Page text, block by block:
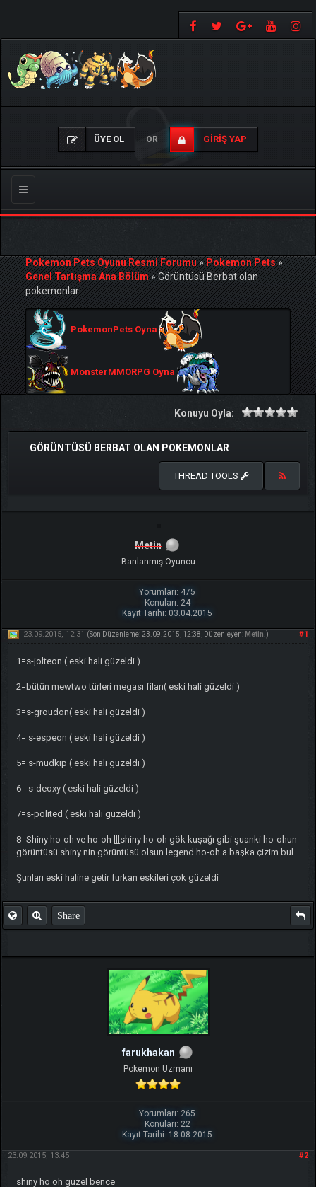
ÜYE OL OR GIRIŞ YAP
Gezinmeyi
Değiştir
Pokemon Pets Oyunu Resmi Forumu»Pokemon Pets»
Genel Tartışma Ana Bölüm»Görüntüsü Berbat olan
pokemonlar
PokemonPets Oyna
MonsterMMORPG Oyna
Konuyu Oyla:
GÖRÜNTÜSÜ BERBAT OLAN POKEMONLAR
THREAD TOOLS
Metin
Banlanmış Oyuncu
Yorumları: 475
Konuları: 24
Kayıt Tarihi: 03.04.2015
#1
23.09.2015, 12:31 (Son Düzenleme: 23.09.2015, 12:38, Düzenleyen: Metin .)
1=s-jolteon ( eski hali güzeldi )
2=bütün mewtwo türleri megası filan( eski hali güzeldi )
3=s-groudon( eski hali güzeldi )
4= s-espeon ( eski hali güzeldi )
5= s-mudkip ( eski hali güzeldi )
6= s-deoxy ( eski hali güzeldi )
7=s-polited ( eski hali güzeldi )
8=Shiny ho-oh ve ho-oh [[[shiny ho-oh gök kuşağı gibi şuanki ho-ohun
görüntüsü shiny nin görüntüsü olsun legend ho-oh a başka çizim bul
Şunları eski haline getir furkan eskileri çok güzeldi
Share
farukhakan
Pokemon Uzmanı
Yorumları: 265
Konuları: 22
Kayıt Tarihi: 18.08.2015
#2
23.09.2015, 13:45
shiny ho oh güzel bence